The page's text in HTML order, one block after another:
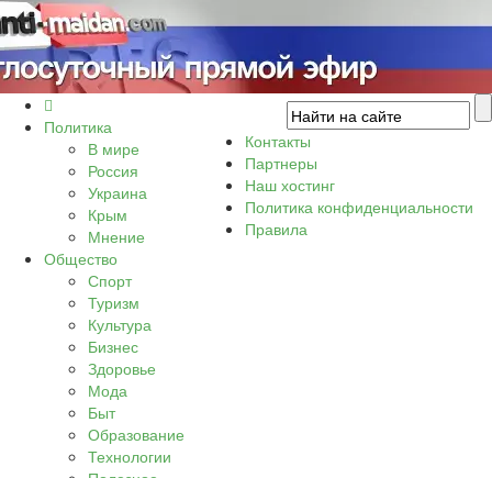
Политика
В мире
Россия
Украина
Крым
Мнение
Общество
Спорт
Туризм
Культура
Бизнес
Здоровье
Мода
Быт
Образование
Технологии
Контакты
Партнеры
Наш хостинг
Политика конфиденциальности
Правила